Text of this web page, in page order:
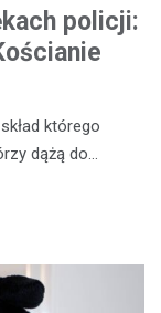
policji:
którego
dążą do…